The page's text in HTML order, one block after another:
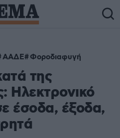
ΑΑΔΕ Φοροδιαφυγή
της
Ηλεκτρονικό
έσοδα, έξοδα,